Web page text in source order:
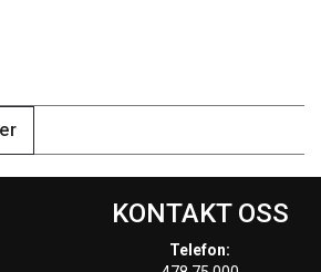
KONTAKT OSS
Telefon: